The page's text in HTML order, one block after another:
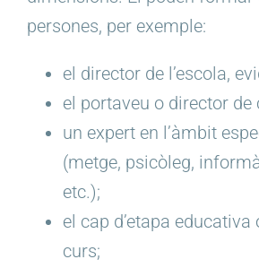
persones, per exemple:
el director de l’escola,
el portaveu o director
un expert en l’àmbit
(metge, psicòleg,
etc.);
el cap d’etapa educativa
curs;